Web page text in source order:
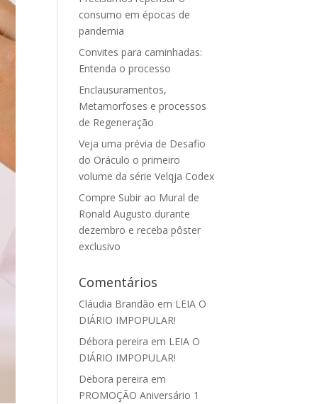
consumo em épocas de
pandemia
Convites para caminhadas:
Entenda o processo
Enclausuramentos,
Metamorfoses e processos
de Regeneração
Veja uma prévia de Desafio
do Oráculo o primeiro
volume da série Velqja Codex
Compre Subir ao Mural de
Ronald Augusto durante
dezembro e receba pôster
exclusivo
Comentários
Cláudia Brandão em LEIA O
DIÁRIO IMPOPULAR!
Débora pereira em LEIA O
DIÁRIO IMPOPULAR!
Debora pereira em
PROMOÇÃO Aniversário 1